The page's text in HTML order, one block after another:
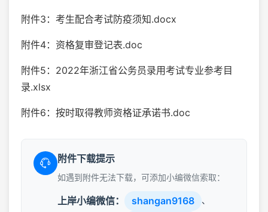
附件3：考生配合考试防疫须知.docx
附件4：资格复审登记表.doc
附件5：2022年浙江省公务员录用考试专业参考目
录.xlsx
附件6：按时取得教师资格证承诺书.doc
附件下载提示
如遇到附件无法下载，可添加小编微信索取：
上岸小编微信： shangan9168 、